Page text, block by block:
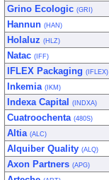
Grino Ecologic (GRI)
Hannun (HAN)
Holaluz (HLZ)
Natac (IFF)
IFLEX Packaging (IFLEX)
Inkemia (IKM)
Indexa Capital (INDXA)
Cuatroochenta (480S)
Altia (ALC)
Alquiber Quality (ALQ)
Axon Partners (APG)